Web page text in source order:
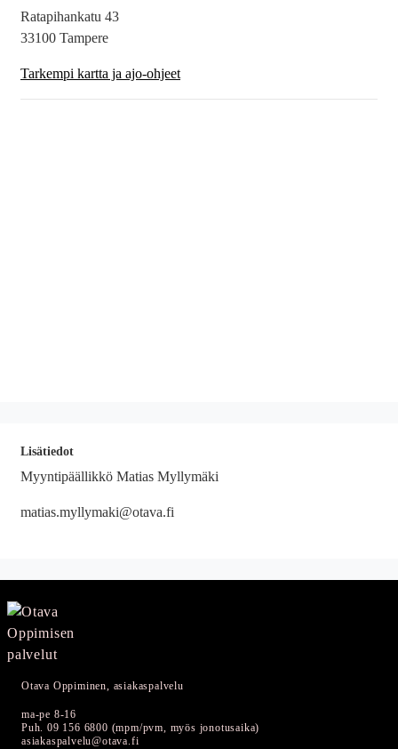
Ratapihankatu 43
33100 Tampere
Tarkempi kartta ja ajo-ohjeet
Lisätiedot
Myyntipäällikkö Matias Myllymäki
matias.myllymaki@otava.fi
Otava Oppiminen, asiakaspalvelu
ma-pe 8-16
Puh. 09 156 6800 (mpm/pvm, myös jonotusaika)
asiakaspalvelu@otava.fi